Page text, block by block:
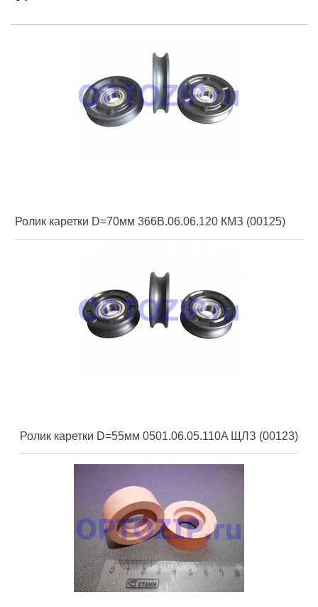
Ролик каретки D=70мм 366В.06.06.120 КМЗ (00125)
Ролик каретки D=55мм 0501.06.05.110A ЩЛЗ (00123)